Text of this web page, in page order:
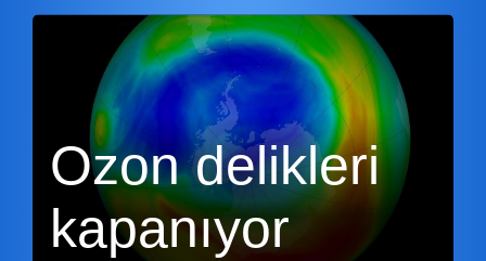
Ozon delikleri
kapanıyor